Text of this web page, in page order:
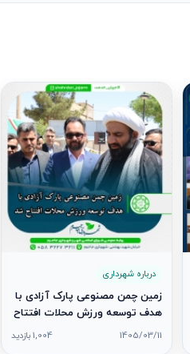
درباره شهرداری
زمین چمن مصنوعی پارک آزادی با
هدف توسعه ورزش محلات افتتاح
شد
1405/03/11 1,004 بازدید